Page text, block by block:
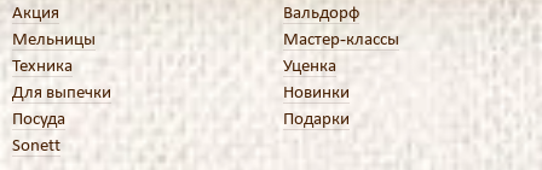
Акция
Мельницы
Техника
Для выпечки
Посуда
Sonett
Вальдорф
Мастер-классы
Уценка
Новинки
Подарки